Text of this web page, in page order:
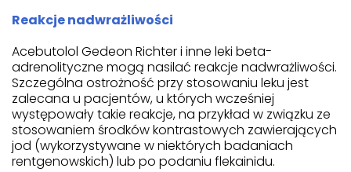
Reakcje nadwrażliwości
Acebutolol Gedeon Richter i inne leki beta-
adrenolityczne mogą nasilać reakcje nadwrażliwości.
Szczególna ostrożność przy stosowaniu leku jest
zalecana u pacjentów, u których wcześniej
występowały takie reakcje, na przykład w związku ze
stosowaniem środków kontrastowych zawierających
jod (wykorzystywane w niektórych badaniach
rentgenowskich) lub po podaniu flekainidu.